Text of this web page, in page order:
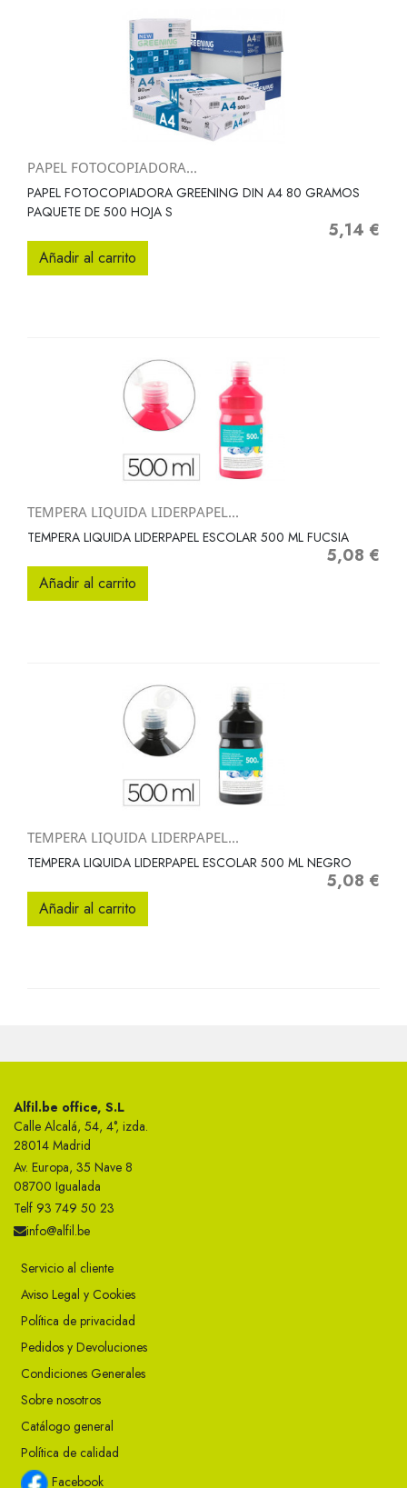
PAPEL FOTOCOPIADORA...
PAPEL FOTOCOPIADORA GREENING DIN A4 80 GRAMOS
PAQUETE DE 500 HOJA S
Precio
5,14 €
Añadir al carrito
TEMPERA LIQUIDA LIDERPAPEL...
TEMPERA LIQUIDA LIDERPAPEL ESCOLAR 500 ML FUCSIA
Precio
5,08 €
Añadir al carrito
TEMPERA LIQUIDA LIDERPAPEL...
TEMPERA LIQUIDA LIDERPAPEL ESCOLAR 500 ML NEGRO
Precio
5,08 €
Añadir al carrito
Alfil.be office, S.L
Calle Alcalá, 54, 4°, izda.
28014 Madrid
Av. Europa, 35 Nave 8
08700 Igualada
Telf 93 749 50 23
info@alfil.be
Servicio al cliente
Aviso Legal y Cookies
Política de privacidad
Pedidos y Devoluciones
Condiciones Generales
Sobre nosotros
Catálogo general
Política de calidad
Facebook